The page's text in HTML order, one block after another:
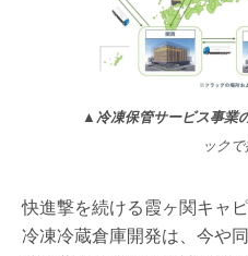
▲冷凍保管サービス事業
ックで
快進撃を続ける霞ヶ関キャ
冷凍冷蔵倉庫開発は、今や